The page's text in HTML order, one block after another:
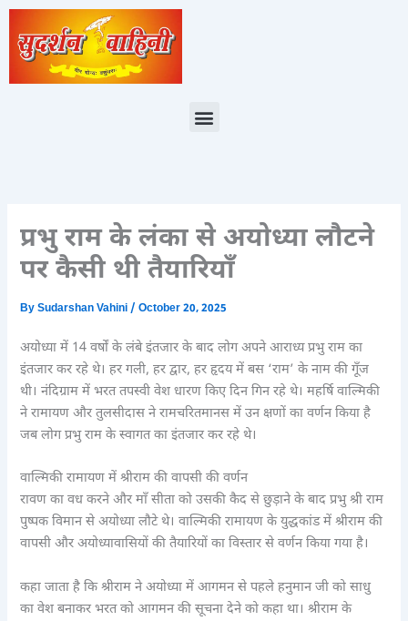
Skip
content
Menu
प्रभु राम के लंका से अयोध्या लौटने
पर कैसी थी तैयारियाँ
BySudarshan Vahini/October 20, 2025
अयोध्या में 14 वर्षों के लंबे इंतजार के बाद लोग अपने आराध्य प्रभु राम का
इंतजार कर रहे थे। हर गली, हर द्वार, हर हृदय में बस ‘राम’ के नाम की गूँज
थी। नंदिग्राम में भरत तपस्वी वेश धारण किए दिन गिन रहे थे। महर्षि वाल्मिकी
ने रामायण और तुलसीदास ने रामचरितमानस में उन क्षणों का वर्णन किया है
जब लोग प्रभु राम के स्वागत का इंतजार कर रहे थे।
वाल्मिकी रामायण में श्रीराम की वापसी की वर्णन
रावण का वध करने और माँ सीता को उसकी कैद से छुड़ाने के बाद प्रभु श्री राम
पुष्पक विमान से अयोध्या लौटे थे। वाल्मिकी रामायण के युद्धकांड में श्रीराम की
वापसी और अयोध्यावासियों की तैयारियों का विस्तार से वर्णन किया गया है।
कहा जाता है कि श्रीराम ने अयोध्या में आगमन से पहले हनुमान जी को साधु
का वेश बनाकर भरत को आगमन की सूचना देने को कहा था। श्रीराम के